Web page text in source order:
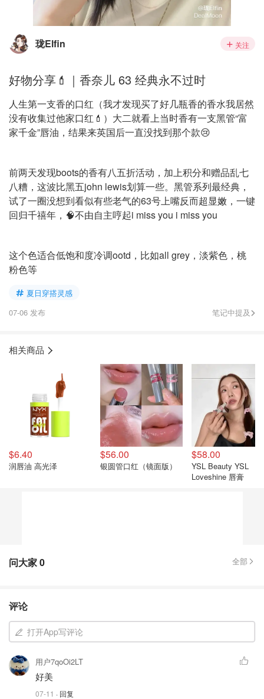
珑Elfin 关注
好物分享💄｜香奈儿 63 经典永不过时
人生第一支香的口红（我才发现买了好几瓶香的香水我居然
没有收集过他家口红💄）大二就看上当时香有一支黑管“富
家千金”唇油，结果来英国后一直没找到那个款😢
前两天发现boots的香有八五折活动，加上积分和赠品乱七
八糟，这波比黑五john lewis划算一些。黑管系列最经典，
试了一圈没想到看似有些老气的63号上嘴反而超显嫩，一键
回归千禧年，🧠不由自主哼起i miss you i miss you
这个色适合低饱和度冷调ootd，比如all grey，淡紫色，桃
粉色等
夏日穿搭灵感
07-06 发布
笔记中提及
相关商品
$6.40
润唇油 高光泽
$56.00
银圆管口红（镜面版）
$58.00
YSL Beauty YSL
Loveshine 唇膏
问大家0 全部
评论
打开App写评论
用户7qoOi2LT
好美
07-11 · 回复